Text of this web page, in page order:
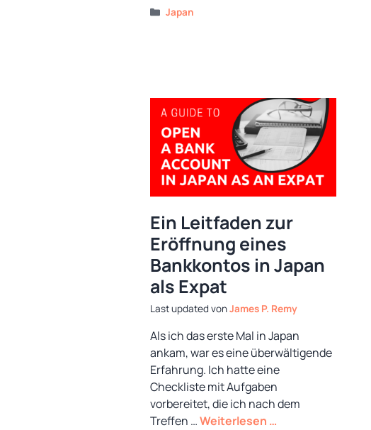
Kategorien
Japan
Ein Leitfaden zur
Eröffnung eines
Bankkontos in Japan
als Expat
vonJames P. Remy
Als ich das erste Mal in Japan
ankam, war es eine überwältigende
Erfahrung. Ich hatte eine
Checkliste mit Aufgaben
vorbereitet, die ich nach dem
Treffen …Weiterlesen …